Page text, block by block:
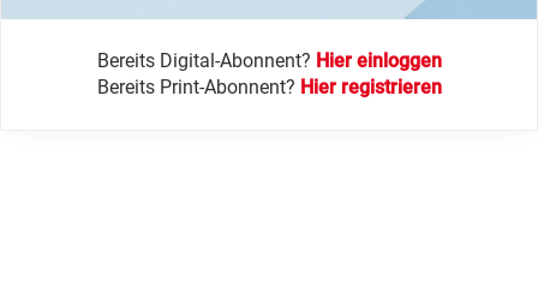
Bereits Digital-Abonnent? Hier einloggen
Bereits Print-Abonnent? Hier registrieren